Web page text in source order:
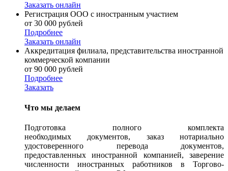
Заказать онлайн
Регистрация ООО с иностранным участием
от 30 000 рублей
Подробнее
Заказать онлайн
Аккредитация филиала, представительства иностранной
коммерческой компании
от 90 000 рублей
Подробнее
Заказать
Что мы делаем
Подготовка полного комплекта
необходимых документов, заказ нотариально
удостоверенного перевода документов,
предоставленных иностранной компанией, заверение
численности иностранных работников в Торгово-